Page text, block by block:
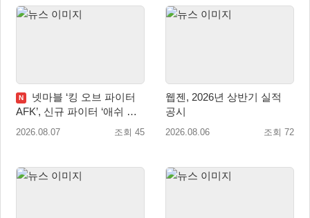
N
넷마블 ‘킹 오브 파이터
AFK’, 신규 파이터 ‘애쉬 크
림존’ 업데이트
2026.08.07 조회 45
웹젠, 2026년 상반기 실적
공시
2026.08.06 조회 72